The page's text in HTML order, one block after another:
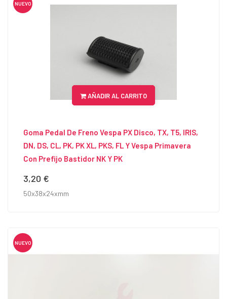
NUEVO
AÑADIR AL CARRITO
Goma Pedal De Freno Vespa PX Disco, TX, T5, IRIS,
DN, DS, CL, PK, PK XL, PKS, FL Y Vespa Primavera
Con Prefijo Bastidor NK Y PK
Precio
3,20 €
50x38x24xmm
NUEVO